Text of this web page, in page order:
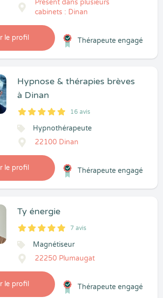
Présent dans plusieurs
cabinets : Dinan
le profil Thérapeute engagé
Hypnose & thérapies brèves
à Dinan
5
1
5
16 16 avis
Hypnothérapeute
22100 Dinan
le profil Thérapeute engagé
Ty énergie
5
1
5
7 7 avis
Magnétiseur
22250 Plumaugat
le profil Thérapeute engagé